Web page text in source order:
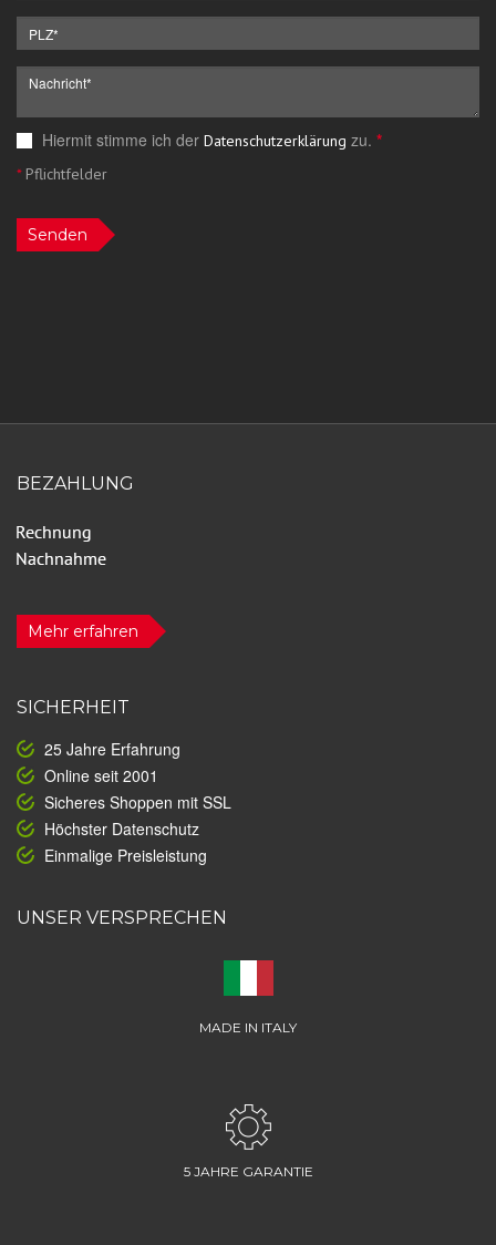
Hiermit stimme ich der Datenschutzerklärung zu. *
*Pflichtfelder
Senden
BEZAHLUNG
Mehr erfahren
SICHERHEIT
25 Jahre Erfahrung
Online seit 2001
Sicheres Shoppen mit SSL
Höchster Datenschutz
Einmalige Preisleistung
UNSER VERSPRECHEN
MADE IN ITALY
5 JAHRE GARANTIE